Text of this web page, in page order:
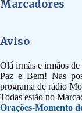
Marcadores
Aviso
Olá irmãs e irmãos de
Paz e Bem! Nas
programa de rádio
Todas estão no
Orações-Momento